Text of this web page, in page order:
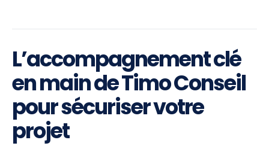
L’accompagnement clé
en main de Timo Conseil
pour sécuriser votre
projet